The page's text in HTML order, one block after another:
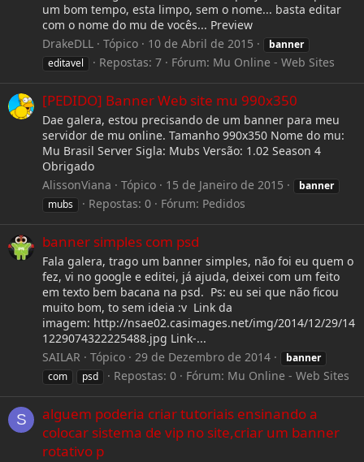
um bom tempo, esta limpo, sem o nome... basta editar
com o nome do mu de vocês... Preview
DrakeDLL
Tópico 10 de Abril de 2015
banner
editavel
Repostas: 7 Fórum: Mu Online - Web Sites
[PEDIDO] Banner Web site mu 990x350
Dae galera, estou precisando de um banner para meu
servidor de mu online. Tamanho 990x350 Nome do mu:
Mu Brasil Server Sigla: Mubs Versão: 1.02 Season 4
Obrigado
AlissonViana
Tópico 15 de Janeiro de 2015
banner
mubs
Repostas: 0 Fórum: Pedidos
banner simples com psd
Fala galera, trago um banner simples, não foi eu quem o
fez, vi no google e editei, já ajuda, deixei com um feito
em texto bem bacana na psd. Ps: eu sei que não ficou
muito bom, to sem ideia :v Link da
imagem: http://nsae02.casimages.net/img/2014/12/29/14
1229074322225488.jpg Link-...
SAILAR
Tópico 29 de Dezembro de 2014
banner
com
psd Repostas: 0 Fórum: Mu Online - Web Sites
S
alguem poderia criar tutoriais ensinando a
colocar sistema de vip no site,criar um banner
rotativo p